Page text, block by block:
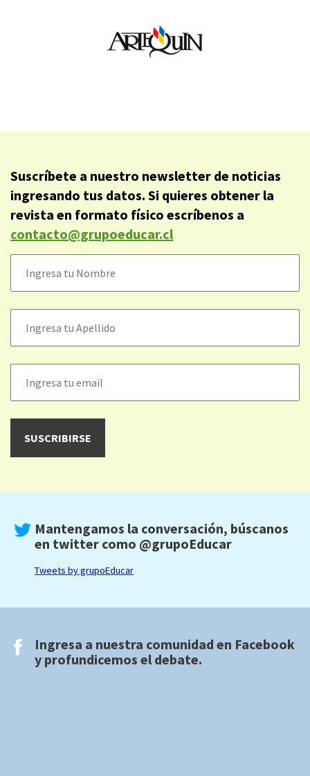
Suscríbete a nuestro newsletter de noticias
ingresando tus datos. Si quieres obtener la
revista en formato físico escríbenos a
contacto@grupoeducar.cl
Mantengamos la conversación, búscanos
en twitter como @grupoEducar
Tweets by grupoEducar
Ingresa a nuestra comunidad en Facebook
y profundicemos el debate.